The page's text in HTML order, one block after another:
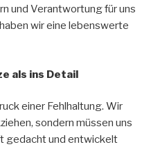
und Verantwortung für uns
wir eine lebenswerte
als ins Detail
einer Fehlhaltung. Wir
sondern müssen uns
gedacht und entwickelt